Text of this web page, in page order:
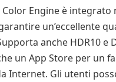
Color Engine è integrato
un’eccellente
anche HDR10 e
un App Store per un
Internet. Gli utenti